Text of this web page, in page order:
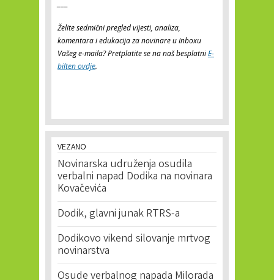
Želite sedmični pregled vijesti, analiza,
komentara i edukacija za novinare u Inboxu
Vašeg e-maila? Pretplatite se na naš besplatniE-
bilten ovdje.
VEZANO
Novinarska udruženja osudila
verbalni napad Dodika na novinara
Kovačevića
Dodik, glavni junak RTRS-a
Dodikovo vikend silovanje mrtvog
novinarstva
Osude verbalnog napada Milorada